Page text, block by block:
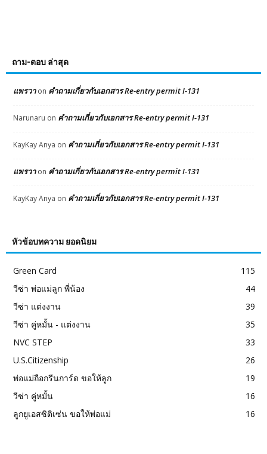
ถาม-ตอบ ล่าสุด
แพรวาon คำถามเกี่ยวกับเอกสาร Re-entry permit I-131
Narunaru on คำถามเกี่ยวกับเอกสาร Re-entry permit I-131
KayKay Anya on คำถามเกี่ยวกับเอกสาร Re-entry permit I-131
แพรวาon คำถามเกี่ยวกับเอกสาร Re-entry permit I-131
KayKay Anya on คำถามเกี่ยวกับเอกสาร Re-entry permit I-131
หัวข้อบทความ ยอดนิยม
Green Card
115
วีซ่า พ่อแม่ลูก พี่น้อง
44
วีซ่า แต่งงาน
39
วีซ่า คู่หมั้น - แต่งงาน
35
NVC STEP
33
U.S.Citizenship
26
พ่อแม่ถือกรีนการ์ด ขอให้ลูก
19
วีซ่า คู่หมั้น
16
ลูกยูเอสซิติเซ่น ขอให้พ่อแม่
16